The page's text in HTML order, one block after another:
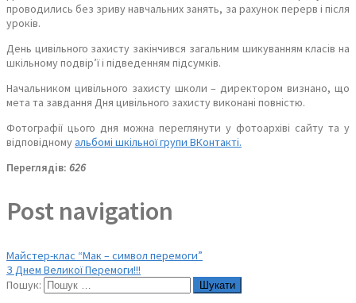
проводились без зриву навчальних занять, за рахунок перерв і після
уроків.
День цивільного захисту закінчився загальним шикуванням класів на
шкільному подвір’ї і підведенням підсумків.
Начальником цивільного захисту школи – директором визнано, що
мета та завдання Дня цивільного захисту виконані повністю.
Фотографії цього дня можна переглянути у фотоархіві сайту та у
відповідномуальбомі шкільної групи ВКонтакті.
Переглядів: 626
Post navigation
Майстер-клас “Мак – символ перемоги”
З Днем Великої Перемоги!!!
Пошук: